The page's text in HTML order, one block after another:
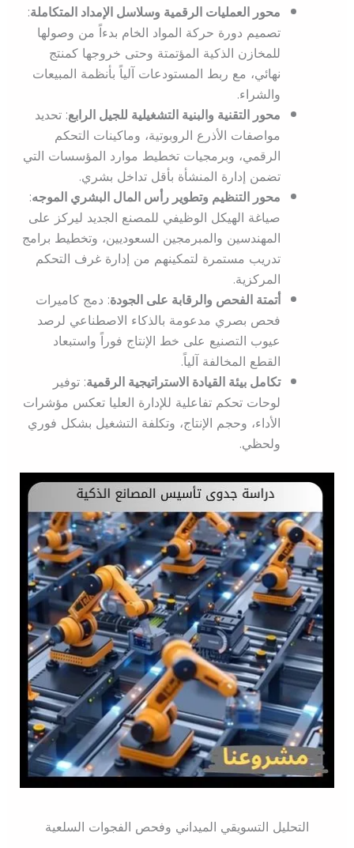
محور العمليات الرقمية وسلاسل الإمداد المتكاملة:
تصميم دورة حركة المواد الخام بدءاً من وصولها
للمخازن الذكية المؤتمتة وحتى خروجها كمنتج
نهائي، مع ربط المستودعات آلياً بأنظمة المبيعات
والشراء.
محور التقنية والبنية التشغيلية للجيل الرابع: تحديد
مواصفات الأذرع الروبوتية، وماكينات التحكم
الرقمي، وبرمجيات تخطيط موارد المؤسسات التي
تضمن إدارة المنشأة بأقل تداخل بشري.
محور التنظيم وتطوير رأس المال البشري الموجه:
صياغة الهيكل الوظيفي للمصنع الجديد ليركز على
المهندسين والمبرمجين السعوديين، وتخطيط برامج
تدريب مستمرة لتمكينهم من إدارة غرف التحكم
المركزية.
أتمتة الفحص والرقابة على الجودة: دمج كاميرات
فحص بصري مدعومة بالذكاء الاصطناعي لرصد
عيوب التصنيع على خط الإنتاج فوراً واستبعاد
القطع المخالفة آلياً.
تكامل بيئة القيادة الاستراتيجية الرقمية: توفير
لوحات تحكم تفاعلية للإدارة العليا تعكس مؤشرات
الأداء، وحجم الإنتاج، وتكلفة التشغيل بشكل فوري
ولحظي.
التحليل التسويقي الميداني وفحص الفجوات السلعية